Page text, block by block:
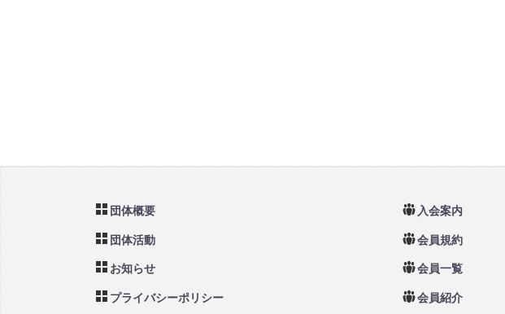
団体概要
団体活動
お知らせ
プライバシーポリシー
入会案内
会員規約
会員一覧
会員紹介